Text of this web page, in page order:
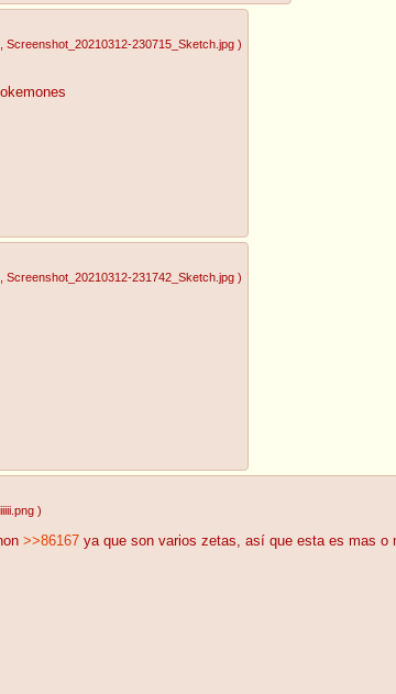
, Screenshot_20210312-230715_Sketch.jpg )
, Screenshot_20210312-231742_Sketch.jpg )
, iiiii.png )
>>86167 ya que son varios zetas, así que esta es mas o